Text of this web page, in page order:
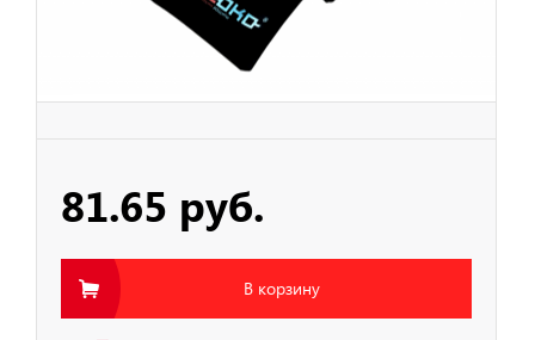
защиты от
с высоты
81.65 руб.
В корзину